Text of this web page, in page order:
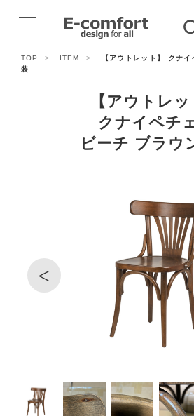
TOP > ITEM >
【アウトレット】 クナ
装
【アウトレッ
クナイペチ
ビーチ ブラウ
<